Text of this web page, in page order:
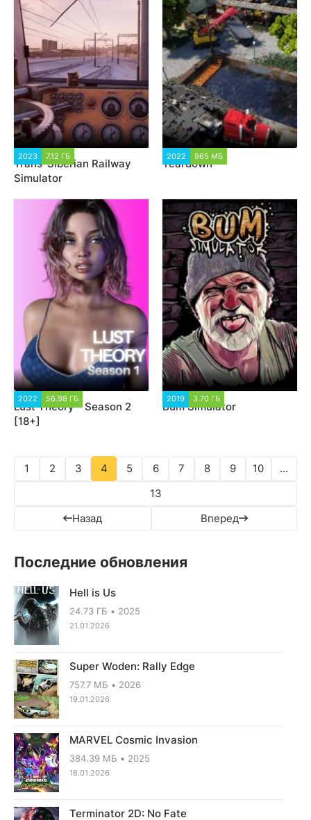
2023 7.12 ГБ
Trans-Siberian Railway
Simulator
2022 965 МБ
Teardown
2022 56.98 ГБ
Lust Theory - Season 2
[18+]
2019 3.70 ГБ
Bum Simulator
Назад
1 2 3 4 5 6 7 8 9 10
...
13
Вперед
Последние обновления
Hell is Us
24.73 ГБ 2025
21.01.2026
Super Woden: Rally Edge
757.7 МБ 2026
19.01.2026
MARVEL Cosmic Invasion
384.39 МБ 2025
18.01.2026
Terminator 2D: No Fate